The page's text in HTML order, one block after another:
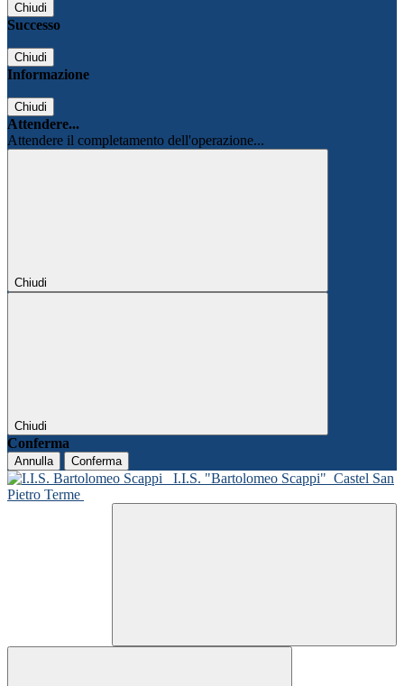
Chiudi
Successo
Chiudi
Informazione
Chiudi
Attendere...
Attendere il completamento dell'operazione...
Chiudi
Chiudi
Conferma
Annulla Conferma
I.I.S. "Bartolomeo Scappi" Castel San
Pietro Terme